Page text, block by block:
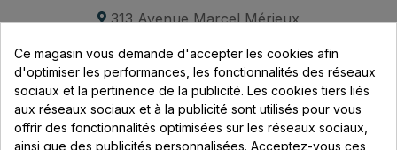
313 Avenue Marcel Mérieux
69530 Brignais
Lundi au vendredi :
8h - 16h
Ce magasin vous demande d'accepter les cookies afin
d'optimiser les performances, les fonctionnalités des réseaux
sociaux et la pertinence de la publicité. Les cookies tiers liés
aux réseaux sociaux et à la publicité sont utilisés pour vous
offrir des fonctionnalités optimisées sur les réseaux sociaux,
ainsi que des publicités personnalisées. Acceptez-vous ces